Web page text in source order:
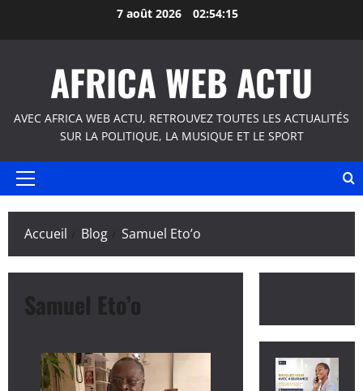
7 août 2026 02:54:16
AFRICA WEB ACTU
AVEC AFRICA WEB ACTU, RETROUVEZ TOUTES LES ACTUALITÉS
SUR LA POLITIQUE, LA MUSIQUE ET LE SPORT
Menu
Accueil Blog Samuel Eto’o
Samuel Eto’o